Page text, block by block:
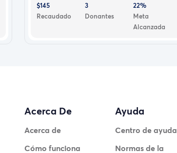
$145
Recaudado
3
Donantes
22%
Meta
Alcanzada
Acerca De
Acerca de
Cómo funciona
Ayuda
Centro de ayuda
Normas de la